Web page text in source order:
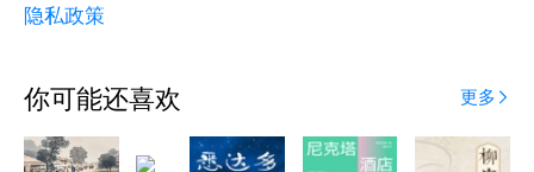
隐私政策
你可能还喜欢 更多